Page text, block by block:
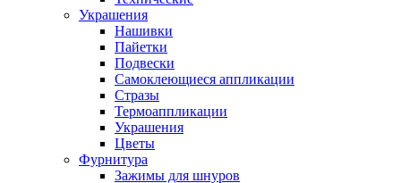
Украшения
Нашивки
Пайетки
Подвески
Самоклеющиеся аппликации
Стразы
Термоаппликации
Украшения
Цветы
Фурнитура
Зажимы для шнуров